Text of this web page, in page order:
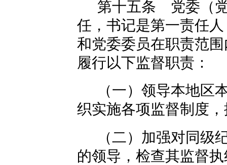
第十五条 党委（
任，书记是第一责任
和党委委员在职责范
履行以下监督职责：
（一）领导本地区
织实施各项监督制度
（二）加强对同级
的领导，检查其监督